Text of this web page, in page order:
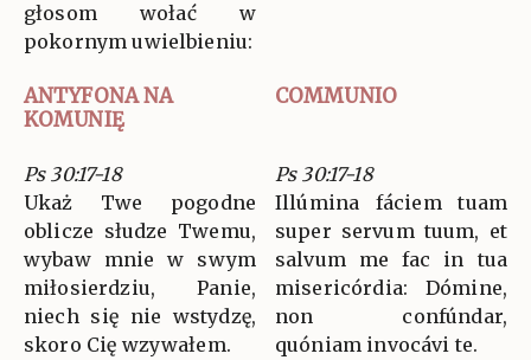
głosom wołać w
pokornym uwielbieniu:
ANTYFONA NA
KOMUNIĘ
COMMUNIO
Ps 30:17-18
Ukaż Twe pogodne
oblicze słudze Twemu,
wybaw mnie w swym
miłosierdziu, Panie,
niech się nie wstydzę,
skoro Cię wzywałem.
Ps 30:17-18
Illúmina fáciem tuam
super servum tuum, et
salvum me fac in tua
misericórdia: Dómine,
non confúndar,
quóniam invocávi te.